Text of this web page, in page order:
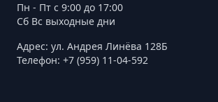
Пн - Пт с 9:00 до 17:00
Сб Вс выходные дни
Адрес: ул. Андрея Линёва 128Б
Телефон: +7 (959) 11-04-592